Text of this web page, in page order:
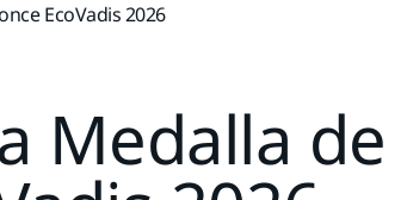
EcoVadis 2026
Medalla de